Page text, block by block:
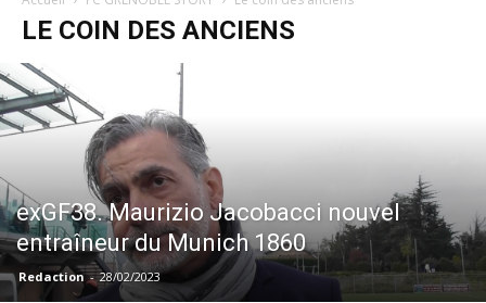
LE COIN DES ANCIENS
exGF38. Maurizio Jacobacci nouvel
entraîneur du Munich 1860
Redaction - 28/02/2023